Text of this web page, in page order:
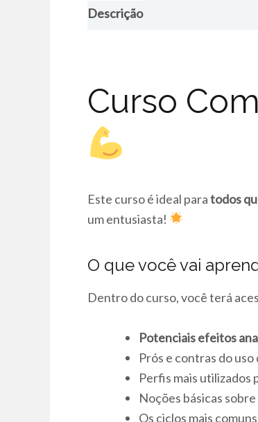
Descrição
Curso
Este curso é ideal paratodos
um entusiasta!
O que você vai
Dentro do curso, você terá
Potenciais efeitos
Prós e contras do
Perfis mais utilizados
Noções básicas sobre
Os ciclos mais